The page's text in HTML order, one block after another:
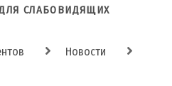
СЛАБОВИДЯЩИХ
Новости